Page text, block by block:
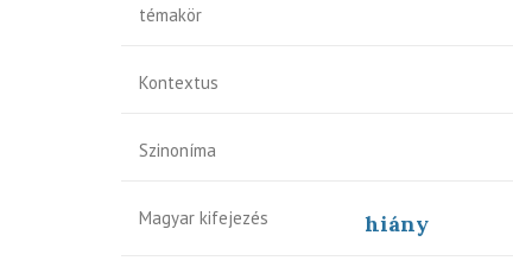
témakör
Kontextus
Szinoníma
Magyar kifejezés hiány